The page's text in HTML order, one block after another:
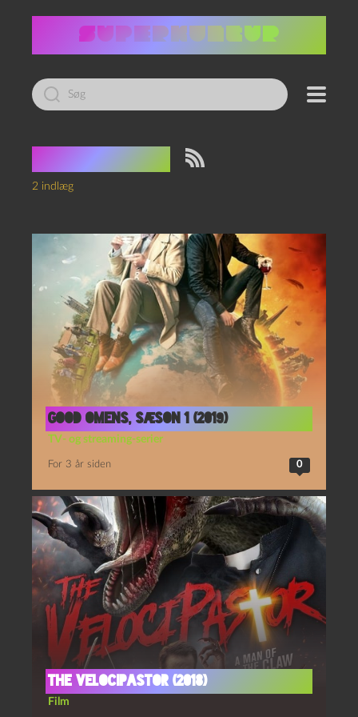
Led
efter:
parodi
2 indlæg
Good omens, sæson 1 (2019)
TV- og streaming-serier
For 3 år siden 0
The VelociPastor (2018)
Film